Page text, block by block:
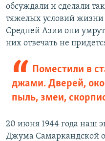
обсуждали и сделали
тяжелых условий жизни
Средней Азии они
них отвечать не
Поместили в
джами. Дверей,
пыль, змеи,
20 июня 1944 года наш
Джума Самаркандской